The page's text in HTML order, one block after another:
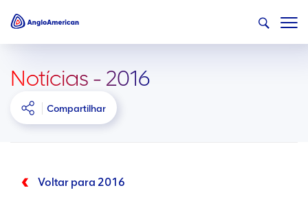
Notícias - 2016
Compartilhar
Voltar para 2016